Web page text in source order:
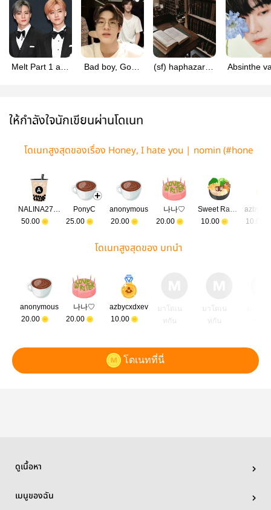
Melt Part 1 and
Bad boy, Good
(sf) haphazardly
Absinthe
ให้กำลังใจนักเขียนผ่านโดเนท
โดเนทสูงสุดของเรื่อง Honey, I hate you | nomin (#hone
NALINA2712
50.00
PonyC
25.00
anonymous
20.00
나나♡
20.00
Sweet Rabbit
10.00
10.00
โดเนทสูงสุดของ บทนำ
anonymous
20.00
나나♡
20.00
azbycxdxev
10.00
มาโดเน
ทกัน
มาโดเน
ทกัน
โดเนทที่นี่
ดูเนื้อหา
เมนูของฉัน